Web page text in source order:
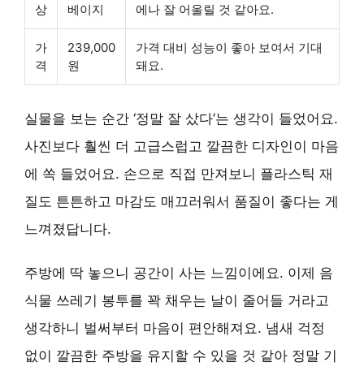
상
베이지
에나 잘 어울릴 것 같아요.
가
격
239,000
원
가격 대비 성능이 좋아 보여서 기대
돼요.
실물을 보는 순간 ‘정말 잘 샀다’는 생각이 들었어요.
사진보다 훨씬 더 고급스럽고 깔끔한 디자인이 마음
에 쏙 들었어요. 손으로 직접 만져보니 플라스틱 재
질도 튼튼하고 마감도 매끄러워서 품질이 좋다는 게
느껴졌답니다.
주방에 딱 놓으니 공간이 사는 느낌이에요. 이제 음
식물 쓰레기 봉투를 꽉 채우는 날이 줄어들 거라고
생각하니 벌써부터 마음이 편안해져요. 냄새 걱정
없이 깔끔한 주방을 유지할 수 있을 것 같아 정말 기